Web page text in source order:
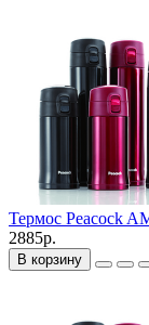
Термос Peacock
2885р.
В корзину